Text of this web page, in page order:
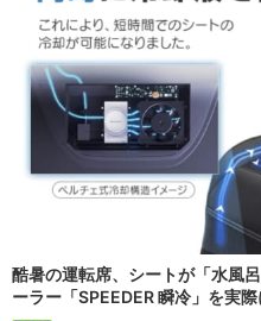
酷暑の運転席、シートが「水風
ーラー「SPEEDER 瞬冷」を実